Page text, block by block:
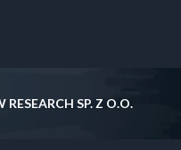
RESEARCH SP. Z O.O.